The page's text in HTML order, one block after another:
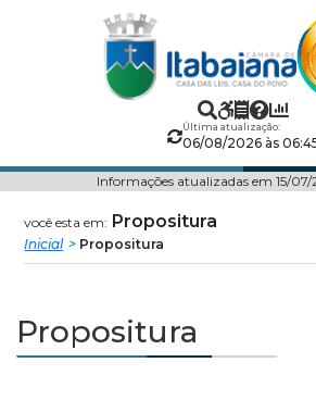
Câmara
Municipal
Itabaiana
Última atualização:
06/08/2026 às
Informações atualizadas em 15/07/
você esta em: Propositura
Inicial Propositura
Propositura